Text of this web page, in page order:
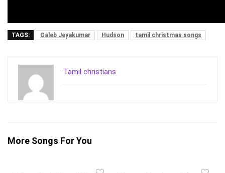
TAGS: Galeb Jeyakumar Hudson tamil christmas songs
Tamil christians
More Songs For You